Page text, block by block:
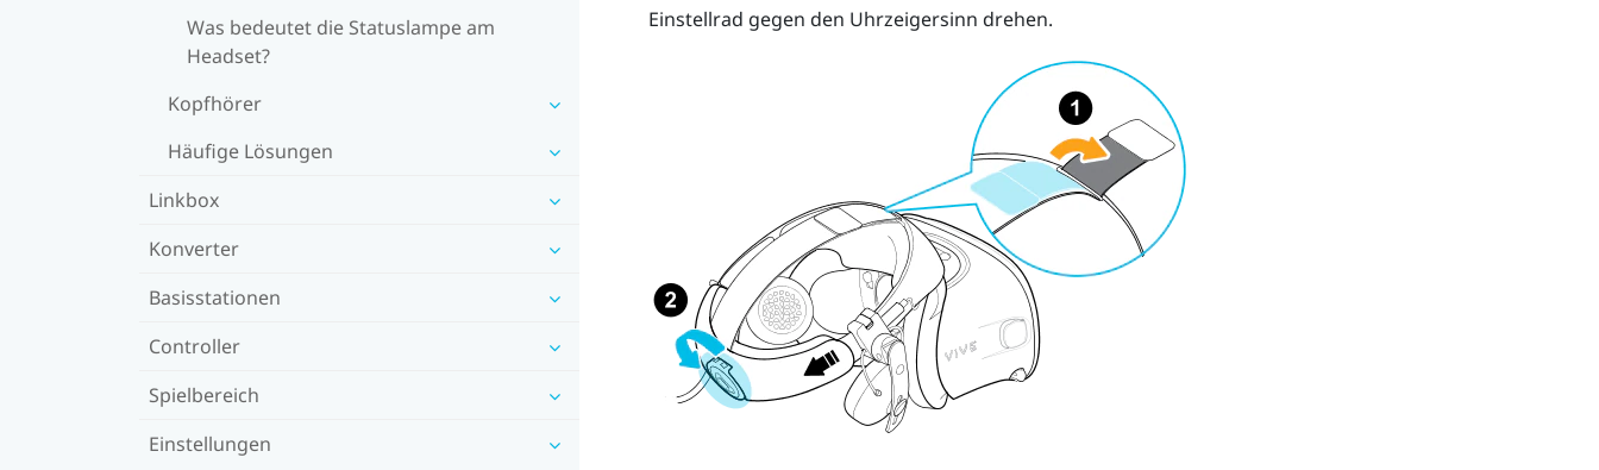
Was bedeutet die Statuslampe am
Headset?
Kopfhörer
Häufige Lösungen
Linkbox
Konverter
Basisstationen
Controller
Spielbereich
Einstellungen
Einstellrad gegen den Uhrzeigersinn drehen.